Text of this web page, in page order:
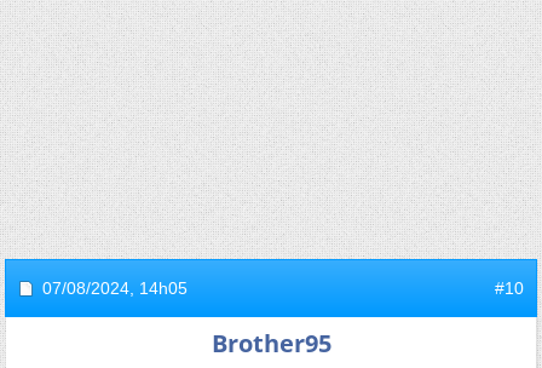
07/08/2024, 14h05 #10
Brother95